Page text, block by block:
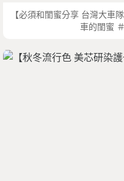
【必須和閨蜜分享 台灣大車
車的閨蜜